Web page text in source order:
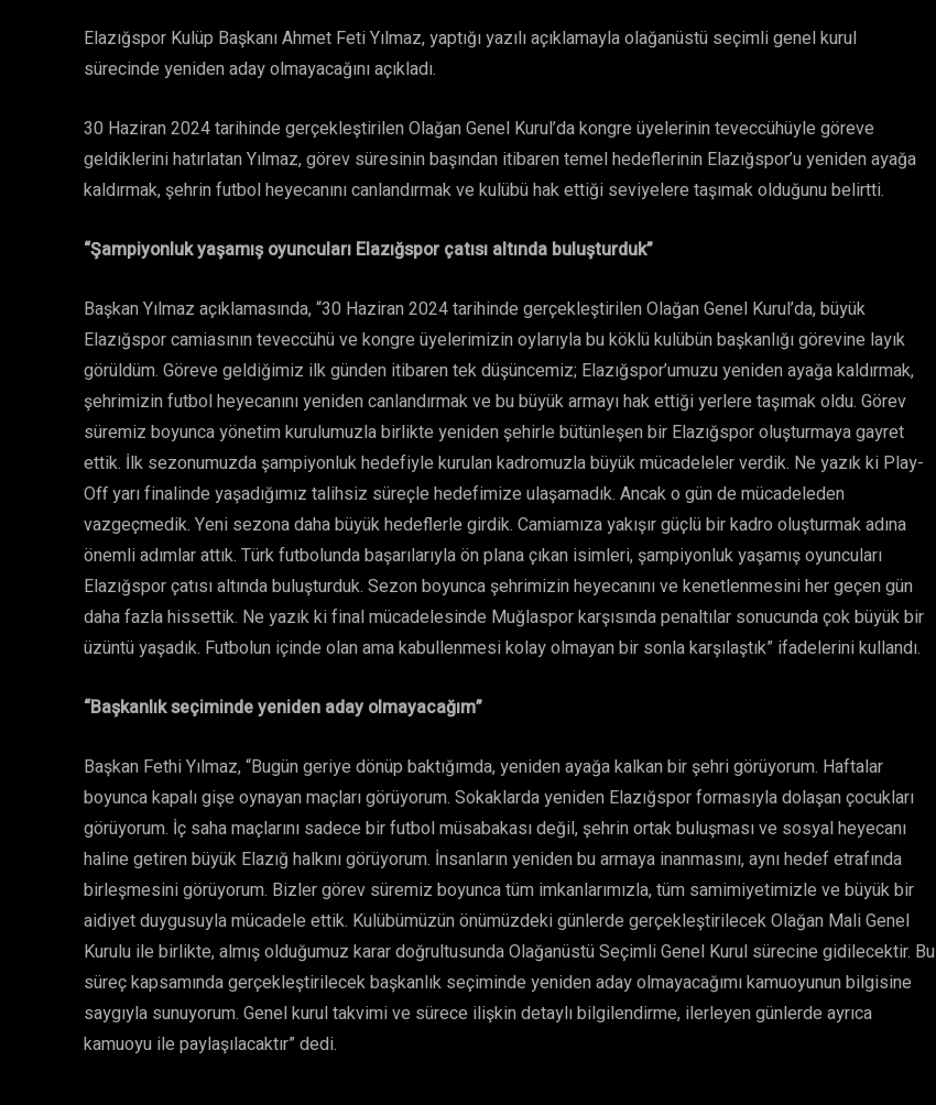
Elazığspor Kulüp Başkanı Ahmet Feti Yılmaz, yaptığı yazılı açıklamayla olağanüstü seçimli genel kurul
sürecinde yeniden aday olmayacağını açıkladı.
30 Haziran 2024 tarihinde gerçekleştirilen Olağan Genel Kurul’da kongre üyelerinin teveccühüyle göreve
geldiklerini hatırlatan Yılmaz, görev süresinin başından itibaren temel hedeflerinin Elazığspor’u yeniden ayağa
kaldırmak, şehrin futbol heyecanını canlandırmak ve kulübü hak ettiği seviyelere taşımak olduğunu belirtti.
“Şampiyonluk yaşamış oyuncuları Elazığspor çatısı altında buluşturduk”
Başkan Yılmaz açıklamasında, “30 Haziran 2024 tarihinde gerçekleştirilen Olağan Genel Kurul’da, büyük
Elazığspor camiasının teveccühü ve kongre üyelerimizin oylarıyla bu köklü kulübün başkanlığı görevine layık
görüldüm. Göreve geldiğimiz ilk günden itibaren tek düşüncemiz; Elazığspor’umuzu yeniden ayağa kaldırmak,
şehrimizin futbol heyecanını yeniden canlandırmak ve bu büyük armayı hak ettiği yerlere taşımak oldu. Görev
süremiz boyunca yönetim kurulumuzla birlikte yeniden şehirle bütünleşen bir Elazığspor oluşturmaya gayret
ettik. İlk sezonumuzda şampiyonluk hedefiyle kurulan kadromuzla büyük mücadeleler verdik. Ne yazık ki Play-
Off yarı finalinde yaşadığımız talihsiz süreçle hedefimize ulaşamadık. Ancak o gün de mücadeleden
vazgeçmedik. Yeni sezona daha büyük hedeflerle girdik. Camiamıza yakışır güçlü bir kadro oluşturmak adına
önemli adımlar attık. Türk futbolunda başarılarıyla ön plana çıkan isimleri, şampiyonluk yaşamış oyuncuları
Elazığspor çatısı altında buluşturduk. Sezon boyunca şehrimizin heyecanını ve kenetlenmesini her geçen gün
daha fazla hissettik. Ne yazık ki final mücadelesinde Muğlaspor karşısında penaltılar sonucunda çok büyük bir
üzüntü yaşadık. Futbolun içinde olan ama kabullenmesi kolay olmayan bir sonla karşılaştık” ifadelerini kullandı.
“Başkanlık seçiminde yeniden aday olmayacağım”
Başkan Fethi Yılmaz, “Bugün geriye dönüp baktığımda, yeniden ayağa kalkan bir şehri görüyorum. Haftalar
boyunca kapalı gişe oynayan maçları görüyorum. Sokaklarda yeniden Elazığspor formasıyla dolaşan çocukları
görüyorum. İç saha maçlarını sadece bir futbol müsabakası değil, şehrin ortak buluşması ve sosyal heyecanı
haline getiren büyük Elazığ halkını görüyorum. İnsanların yeniden bu armaya inanmasını, aynı hedef etrafında
birleşmesini görüyorum. Bizler görev süremiz boyunca tüm imkanlarımızla, tüm samimiyetimizle ve büyük bir
aidiyet duygusuyla mücadele ettik. Kulübümüzün önümüzdeki günlerde gerçekleştirilecek Olağan Mali Genel
Kurulu ile birlikte, almış olduğumuz karar doğrultusunda Olağanüstü Seçimli Genel Kurul sürecine gidilecektir. Bu
süreç kapsamında gerçekleştirilecek başkanlık seçiminde yeniden aday olmayacağımı kamuoyunun bilgisine
saygıyla sunuyorum. Genel kurul takvimi ve sürece ilişkin detaylı bilgilendirme, ilerleyen günlerde ayrıca
kamuoyu ile paylaşılacaktır” dedi.